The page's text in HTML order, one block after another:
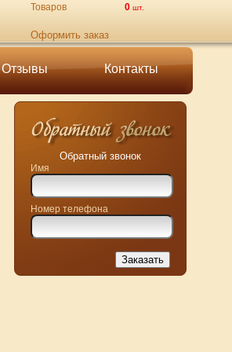
Товаров 0 шт.
Оформить заказ
Отзывы Контакты
Обратный звонок
Имя
Номер телефона